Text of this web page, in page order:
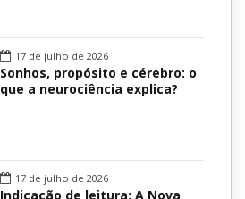
17 de julho de 2026
Sonhos, propósito e cérebro: o
que a neurociência explica?
17 de julho de 2026
Indicação de leitura: A Nova